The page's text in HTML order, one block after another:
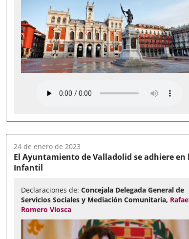
Fecha
del
audio:
24 de enero de 2023
El Ayuntamiento de Valladolid se adhiere
Infantil
Declaraciones de:Concejala Delegada General de
Servicios Sociales y Mediación Comunitaria,
Romero Viosca